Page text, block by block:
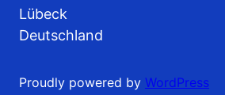
Lübeck
Deutschland
Proudly powered by WordPress